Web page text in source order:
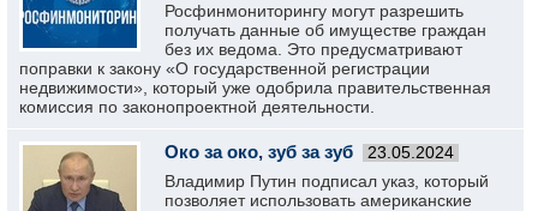
Росфинмониторингу могут разрешить
получать данные об имуществе граждан
без их ведома. Это предусматривают
поправки к закону «О государственной регистрации
недвижимости», который уже одобрила правительственная
комиссия по законопроектной деятельности.
Око за око, зуб за зуб 23.05.2024
Владимир Путин подписал указ, который
позволяет использовать американские